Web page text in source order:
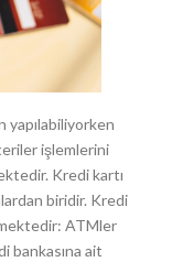
yapılabiliyorken
işlemlerini
Kredi kartı
biridir. Kredi
ATMler
bankasına ait